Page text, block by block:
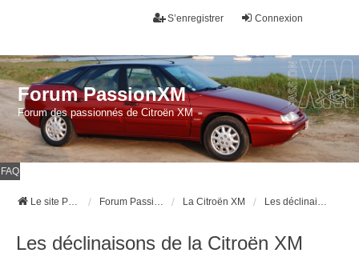
Connexion
S’enregistrer
Forum PassionXM
Forum des passionnés de Citroën XM
FAQ
Le site Passion XM Forum Passion XM La Citroën XM Les déclinaisons de la Citroën XM
Les déclinaisons de la Citroën XM